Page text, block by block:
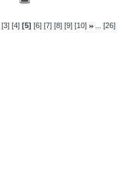
[3] [4] [5] [6] [7] [8] [9] [10] ...[26]